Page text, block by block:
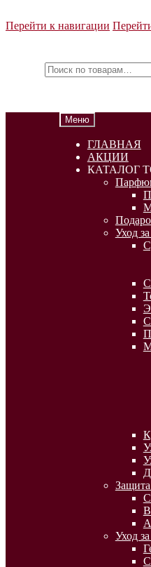
Перейти к навигации
Меню
ГЛАВНАЯ
АКЦИИ
КАТАЛОГ
Уход
Уход